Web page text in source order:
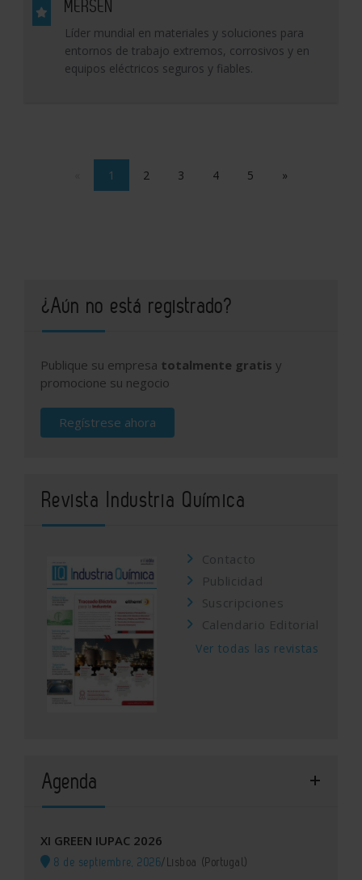
MERSEN
Líder mundial en materiales y soluciones para
entornos de trabajo extremos, corrosivos y en
equipos eléctricos seguros y fiables.
1 2 3 4 5 »
¿Aún no está registrado?
Publique su empresa totalmente gratis y
promocione su negocio
Regístrese ahora
Revista Industria Química
Contacto
Publicidad
Suscripciones
Calendario Editorial
Ver todas las revistas
Agenda
XI GREEN IUPAC 2026
8 de septiembre, 2026/Lisboa (Portugal)